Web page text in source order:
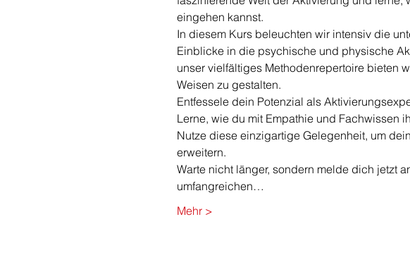
eingehen kannst.
In diesem Kurs beleuchten wir intensiv die
Einblicke in die psychische und physische
unser vielfältiges Methodenrepertoire bieten
Weisen zu gestalten.
Entfessele dein Potenzial als
Lerne, wie du mit Empathie und Fachwissen
Nutze diese einzigartige Gelegenheit, um
erweitern.
Warte nicht länger, sondern melde dich jetzt
umfangreichen…
Mehr >